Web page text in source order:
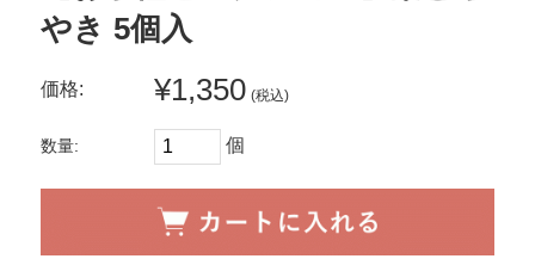
やき 5個入
価格: ¥1,350 (税込)
数量: 個